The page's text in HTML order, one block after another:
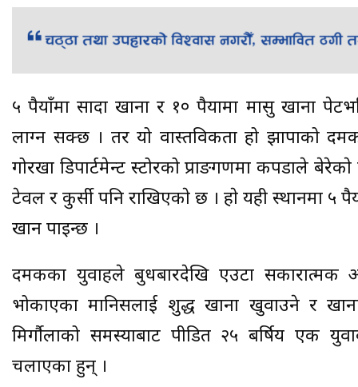
५ रुपैयाँमा सादा खाना र १० रुपैयामा मासु खाना
लाग्न सक्छ । तर यो वास्तविकता हो झापाको
गोरखा डिपार्टमेन्ट स्टोरको प्राङगणमा कपडाले
टेवल र कुर्सी पनि राखिएकाे छ । हाे यही स्थानमा ५
खान पाइन्छ ।
दमकका युवाहरुले बुधबारदेखि एउटा सकारात्मक
भोकाएका मानिसलाई शुद्ध खाना खुवाउने र
मिर्गौलाको समस्याबाट पीडित २५ बर्षिय एक
चलाएका हुन् ।